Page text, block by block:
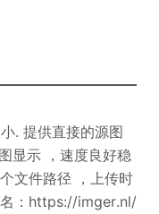
. 提供直接的源图
显示 ，速度良好稳
文件路径 ，上传时
名：https://imger.nl/